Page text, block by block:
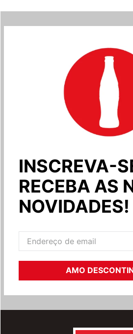
INSCREVA-
RECEBA AS
NOVIDADES!
AMO